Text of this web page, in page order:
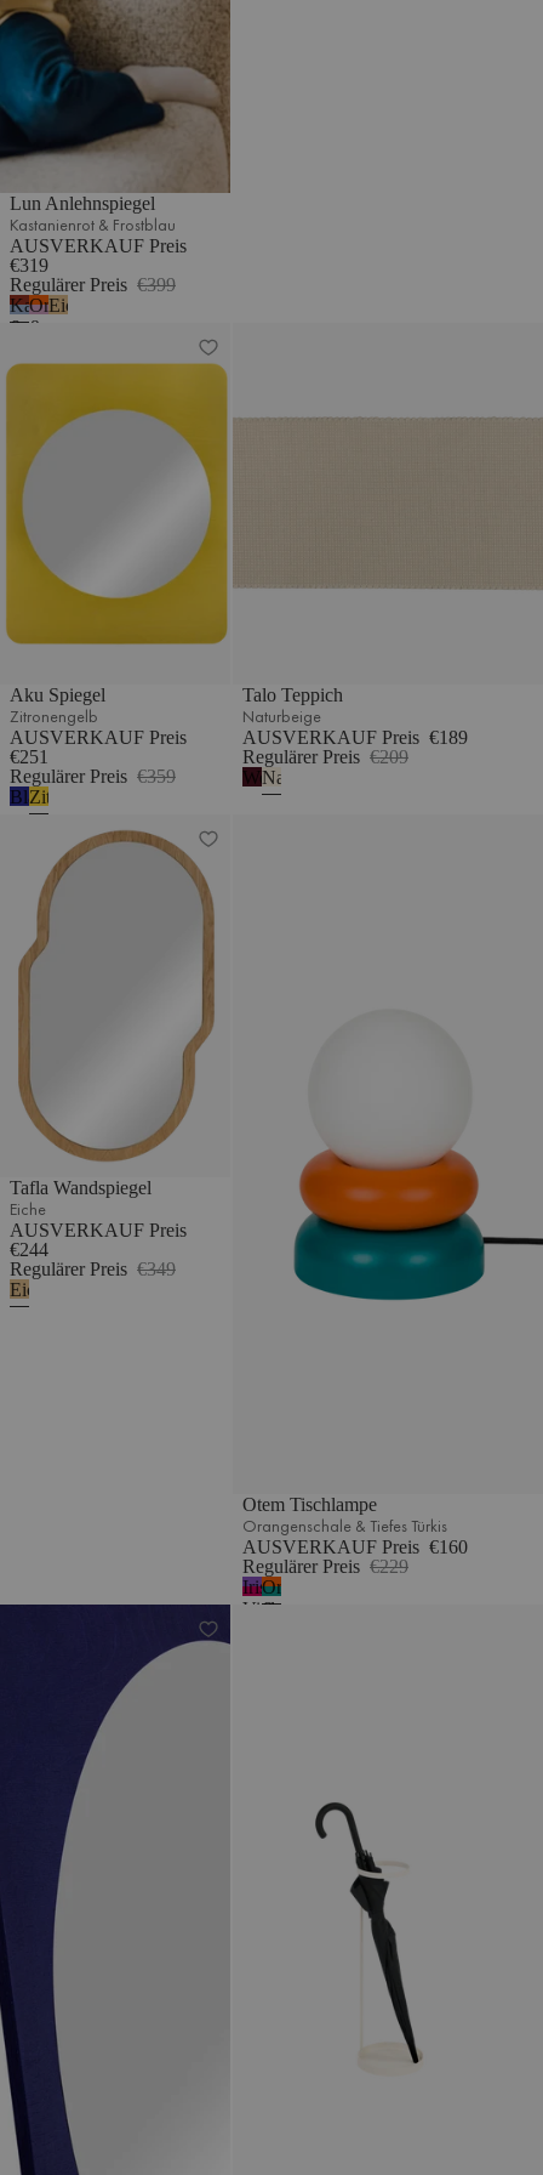
Lun Anlehnspiegel
Kastanienrot & Frostblau
AUSVERKAUF Preis
€319
Regulärer Preis €399
Kastanienrot
&
Orangenschale
&
Eiche
Aku Spiegel
Zitronengelb
AUSVERKAUF Preis
€251
Regulärer Preis €359
Blaubeermousse
Zitronengelb
Talo Teppich
Naturbeige
AUSVERKAUF Preis €189
Regulärer Preis €209
Weinbeere
Naturbeige
Tafla Wandspiegel
Eiche
AUSVERKAUF Preis
€244
Regulärer Preis €349
Eiche
Otem Tischlampe
Orangenschale & Tiefes Türkis
AUSVERKAUF Preis €160
Regulärer Preis €229
Iris
Violett
Orangenschale
&